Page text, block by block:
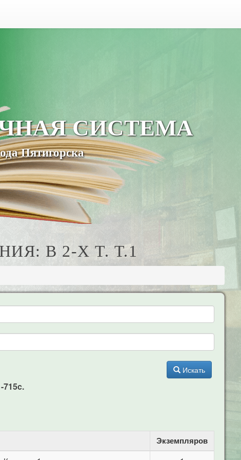
СИСТЕМА
Пятигорска
В 2-Х Т. Т.1
Искать
715c.
Экземпляров